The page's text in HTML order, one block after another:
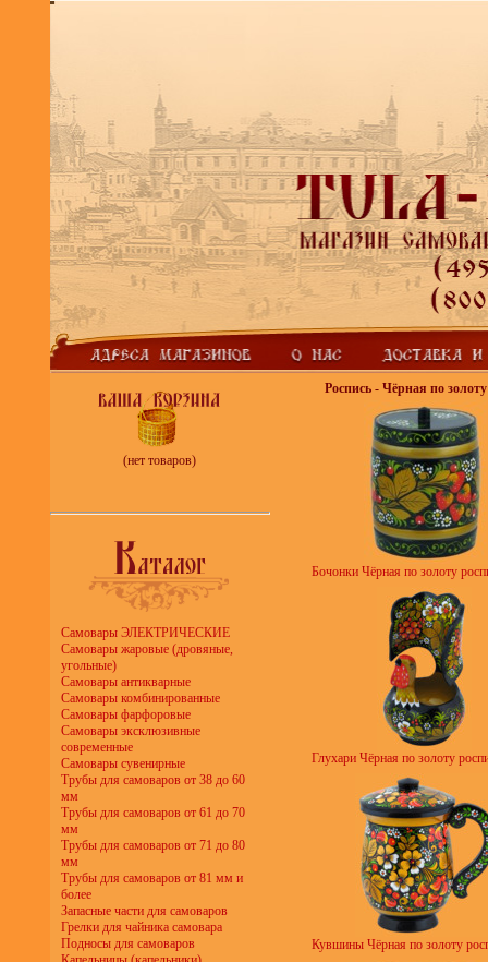
(нет товаров)
Самовары ЭЛЕКТРИЧЕСКИЕ
Самовары жаровые (дровяные,
угольные)
Самовары антикварные
Самовары комбинированные
Самовары фарфоровые
Самовары эксклюзивные
современные
Самовары сувенирные
Трубы для самоваров от 38 до 60
мм
Трубы для самоваров от 61 до 70
мм
Трубы для самоваров от 71 до 80
мм
Трубы для самоваров от 81 мм и
более
Запасные части для самоваров
Грелки для чайника самовара
Подносы для самоваров
Роспись - Чёрная по золоту
Бочонки Чёрная по золоту
Глухари Чёрная по золоту
Кувшины Чёрная по золоту